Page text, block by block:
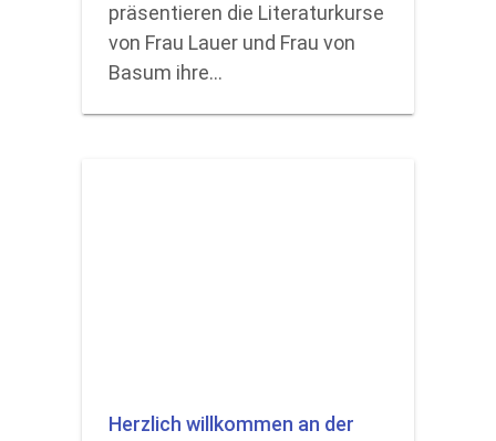
präsentieren die Literaturkurse
von Frau Lauer und Frau von
Basum ihre…
Herzlich willkommen an der